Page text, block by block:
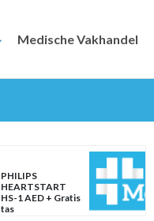
Medische Vakhandel
PHILIPS
HEARTSTART
HS-1 AED + Gratis
tas